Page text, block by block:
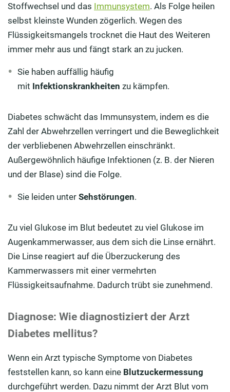
Stoffwechsel und das Immunsystem. Als Folge heilen
selbst kleinste Wunden zögerlich. Wegen des
Flüssigkeitsmangels trocknet die Haut des Weiteren
immer mehr aus und fängt stark an zu jucken.
Sie haben auffällig häufig
mit Infektionskrankheiten zu kämpfen.
Diabetes schwächt das Immunsystem, indem es die
Zahl der Abwehrzellen verringert und die Beweglichkeit
der verbliebenen Abwehrzellen einschränkt.
Außergewöhnlich häufige Infektionen (z. B. der Nieren
und der Blase) sind die Folge.
Sie leiden unterSehstörungen.
Zu viel Glukose im Blut bedeutet zu viel Glukose im
Augenkammerwasser, aus dem sich die Linse ernährt.
Die Linse reagiert auf die Überzuckerung des
Kammerwassers mit einer vermehrten
Flüssigkeitsaufnahme. Dadurch trübt sie zunehmend.
Diagnose: Wie diagnostiziert der Arzt
Diabetes mellitus?
Wenn ein Arzt typische Symptome von Diabetes
feststellen kann, so kann eine Blutzuckermessung
durchgeführt werden. Dazu nimmt der Arzt Blut vom